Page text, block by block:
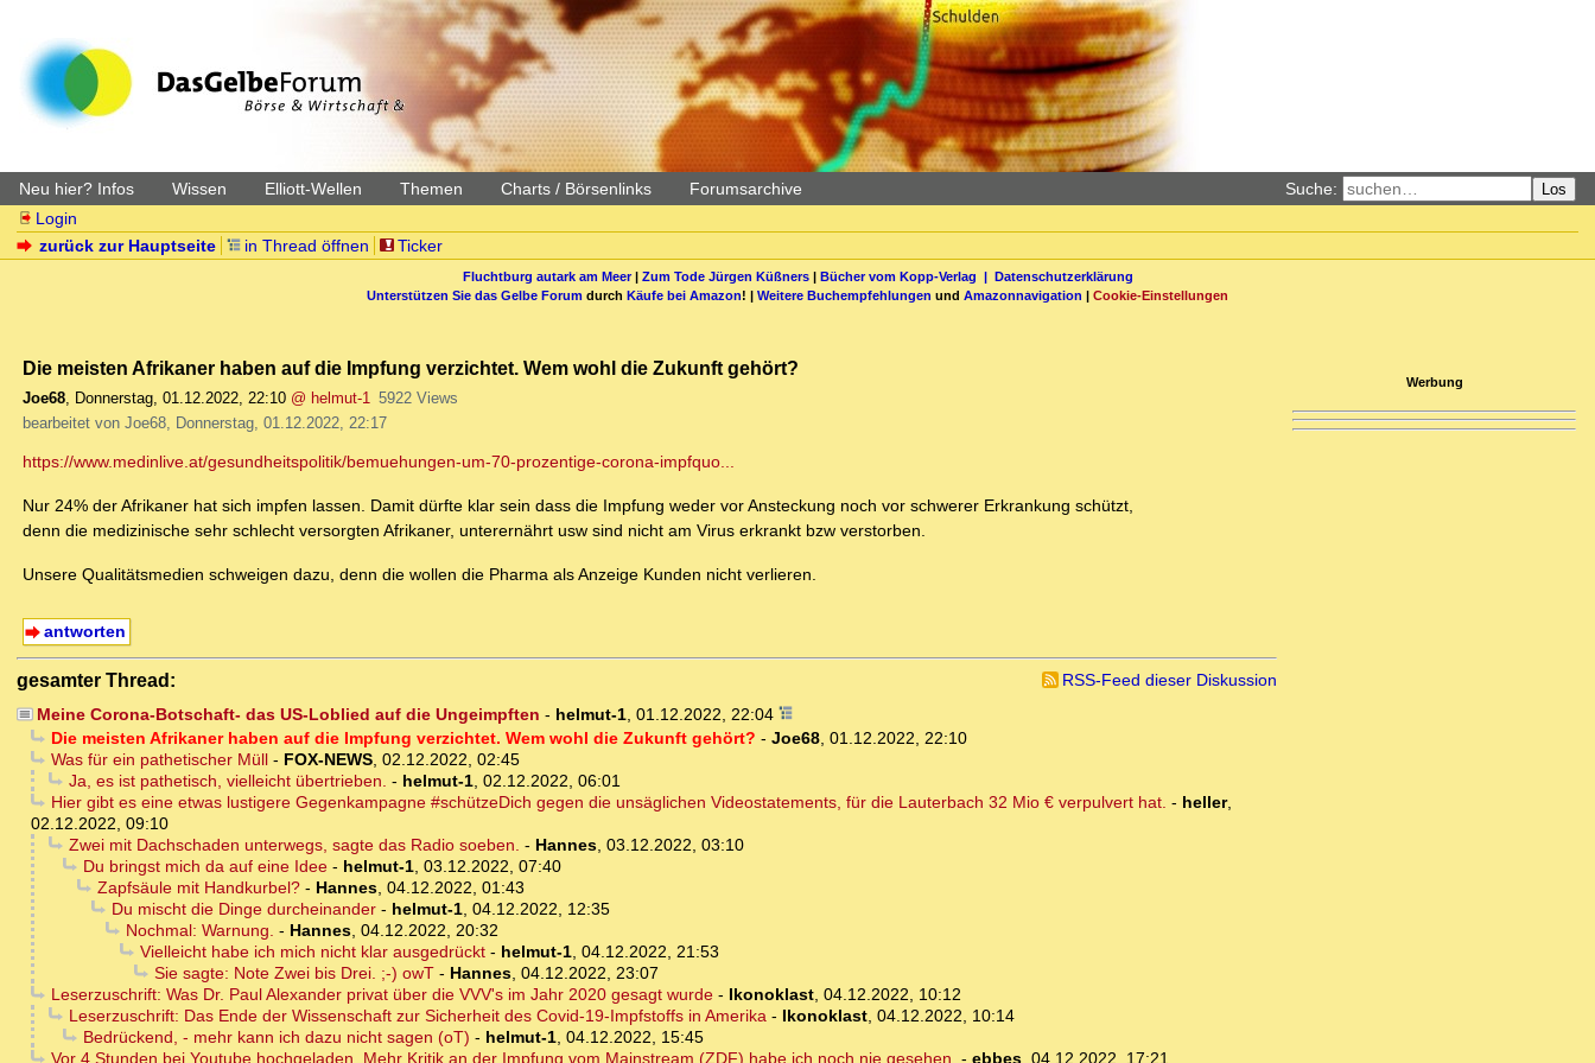
Neu hier? Infos Wissen Elliott-Wellen Themen Charts / Börsenlinks Forumsarchive Suche: Los
Login
zurück zur Hauptseite
in Thread öffnen Ticker
Fluchtburg autark am Meer| Zum Tode Jürgen Küßners| Bücher vom Kopp-Verlag | Datenschutzerklärung
Unterstützen Sie das Gelbe Forum durch Käufe bei Amazon! | Weitere Buchempfehlungen und Amazonnavigation | Cookie-Einstellungen
Die meisten Afrikaner haben auf die Impfung verzichtet. Wem wohl die Zukunft gehört?
Joe68, Donnerstag, 01.12.2022, 22:10 @ helmut-1 5922 Views
bearbeitet von Joe68, Donnerstag, 01.12.2022, 22:17
https://www.medinlive.at/gesundheitspolitik/bemuehungen-um-70-prozentige-corona-impfquo...
Nur 24% der Afrikaner hat sich impfen lassen. Damit dürfte klar sein dass die Impfung weder vor Ansteckung noch vor schwerer Erkrankung schützt,
denn die medizinische sehr schlecht versorgten Afrikaner, unterernährt usw sind nicht am Virus erkrankt bzw verstorben.
Unsere Qualitätsmedien schweigen dazu, denn die wollen die Pharma als Anzeige Kunden nicht verlieren.
antworten
gesamter Thread:
RSS-Feed dieser Diskussion
Meine Corona-Botschaft- das US-Loblied auf die Ungeimpften - helmut-1, 01.12.2022, 22:04
Die meisten Afrikaner haben auf die Impfung verzichtet. Wem wohl die Zukunft gehört? - Joe68, 01.12.2022, 22:10
Was für ein pathetischer Müll- FOX-NEWS, 02.12.2022, 02:45
Ja, es ist pathetisch, vielleicht übertrieben. - helmut-1, 02.12.2022, 06:01
Hier gibt es eine etwas lustigere Gegenkampagne #schützeDich gegen die unsäglichen Videostatements, für die Lauterbach 32 Mio € verpulvert hat. - heller,
02.12.2022, 09:10
Zwei mit Dachschaden unterwegs, sagte das Radio soeben. - Hannes, 03.12.2022, 03:10
Du bringst mich da auf eine Idee- helmut-1, 03.12.2022, 07:40
Zapfsäule mit Handkurbel?- Hannes, 04.12.2022, 01:43
Du mischt die Dinge durcheinander- helmut-1, 04.12.2022, 12:35
Nochmal: Warnung. - Hannes, 04.12.2022, 20:32
Vielleicht habe ich mich nicht klar ausgedrückt- helmut-1, 04.12.2022, 21:53
Sie sagte: Note Zwei bis Drei. ;-) owT- Hannes, 04.12.2022, 23:07
Leserzuschrift: Was Dr. Paul Alexander privat über die VVV's im Jahr 2020 gesagt wurde- Ikonoklast, 04.12.2022, 10:12
Leserzuschrift: Das Ende der Wissenschaft zur Sicherheit des Covid-19-Impfstoffs in Amerika- Ikonoklast, 04.12.2022, 10:14
Bedrückend, - mehr kann ich dazu nicht sagen (oT) - helmut-1, 04.12.2022, 15:45
Vor 4 Stunden bei Youtube hochgeladen. Mehr Kritik an der Impfung vom Mainstream (ZDF) habe ich noch nie gesehen. - ebbes, 04.12.2022, 17:21
Werbung